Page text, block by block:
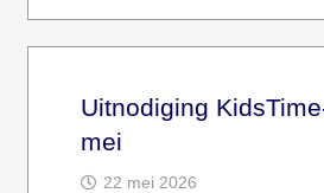
Uitnodiging
mei
22 mei 2026